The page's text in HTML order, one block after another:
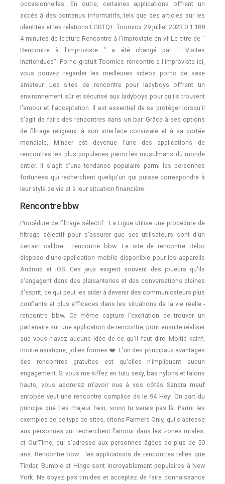
occasionnelles. En outre, certaines applications offrent un
accès à des contenus informatifs, tels que des articles sur les
identités et les relations LGBTQ+. Toomics 29 juillet 2023 0 1 188
4 minutes de lecture Rencontre à l'improviste en vf Le titre de "
Rencontre à l'improviste " a été changé par " Visites
Inattendues". Porno gratuit Toomics rencontre a l'improviste ici,
vous pouvez regarder les meilleures vidéos porno de sexe
amateur. Les sites de rencontre pour ladyboys offrent un
environnement sûr et sécurisé aux ladyboys pour qu'ils trouvent
l'amour et l'acceptation. Il est essentiel de se protéger lorsqu'il
s'agit de faire des rencontres dans un bar. Grâce à ses options
de filtrage religieux, à son interface conviviale et à sa portée
mondiale, Minder est devenue l'une des applications de
rencontres les plus populaires parmi les musulmans du monde
entier. Il s'agit d'une tendance populaire parmi les personnes
fortunées qui recherchent quelqu'un qui puisse correspondre à
leur style de vie et à leur situation financière.
Rencontre bbw
Procédure de filtrage sélectif : La Ligue utilise une procédure de
filtrage sélectif pour s'assurer que ses utilisateurs sont d'un
certain calibre : rencontre bbw. Le site de rencontre Bebo
dispose d'une application mobile disponible pour les appareils
Android et iOS. Ces jeux exigent souvent des joueurs qu'ils
s'engagent dans des plaisanteries et des conversations pleines
d'esprit, ce qui peut les aider à devenir des communicateurs plus
confiants et plus efficaces dans les situations de la vie réelle -
rencontre bbw. Ce mème capture l'excitation de trouver un
partenaire sur une application de rencontre, pour ensuite réaliser
que vous n'avez aucune idée de ce qu'il faut dire. Moitié kainf,
moitié asiatique, jolies formes ❤️. L'un des principaux avantages
des rencontres gratuites est qu'elles n'impliquent aucun
engagement. Si vous me kiffez en tutu sexy, bas nylons et talons
hauts, vous adorerez m'avoir nue à vos côtés Sandra meuf
enrobée veut une rencontre complice ds le 94 Hey! On part du
principe que t'es majeur hein, sinon tu serais pas là. Parmi les
exemples de ce type de sites, citons Farmers Only, qui s'adresse
aux personnes qui recherchent l'amour dans les zones rurales,
et OurTime, qui s'adresse aux personnes âgées de plus de 50
ans. Rencontre bbw : les applications de rencontres telles que
Tinder, Bumble et Hinge sont incroyablement populaires à New
York. Ne soyez pas timides et acceptez de faire connaissance